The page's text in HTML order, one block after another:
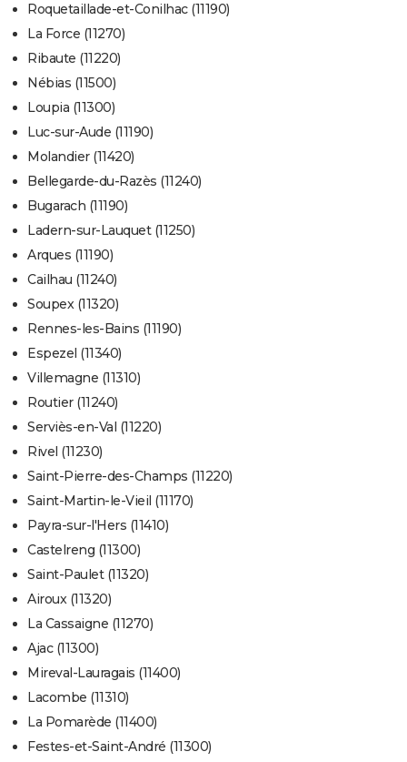
Roquetaillade-et-Conilhac (11190)
La Force (11270)
Ribaute (11220)
Nébias (11500)
Loupia (11300)
Luc-sur-Aude (11190)
Molandier (11420)
Bellegarde-du-Razès (11240)
Bugarach (11190)
Ladern-sur-Lauquet (11250)
Arques (11190)
Cailhau (11240)
Soupex (11320)
Rennes-les-Bains (11190)
Espezel (11340)
Villemagne (11310)
Routier (11240)
Serviès-en-Val (11220)
Rivel (11230)
Saint-Pierre-des-Champs (11220)
Saint-Martin-le-Vieil (11170)
Payra-sur-l'Hers (11410)
Castelreng (11300)
Saint-Paulet (11320)
Airoux (11320)
La Cassaigne (11270)
Ajac (11300)
Mireval-Lauragais (11400)
Lacombe (11310)
La Pomarède (11400)
Festes-et-Saint-André (11300)